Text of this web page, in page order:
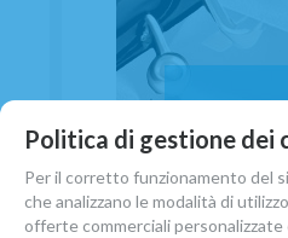
Politica di gestione dei
Per il corretto funzionamento del
che analizzano le modalità di
offerte commerciali personalizzate